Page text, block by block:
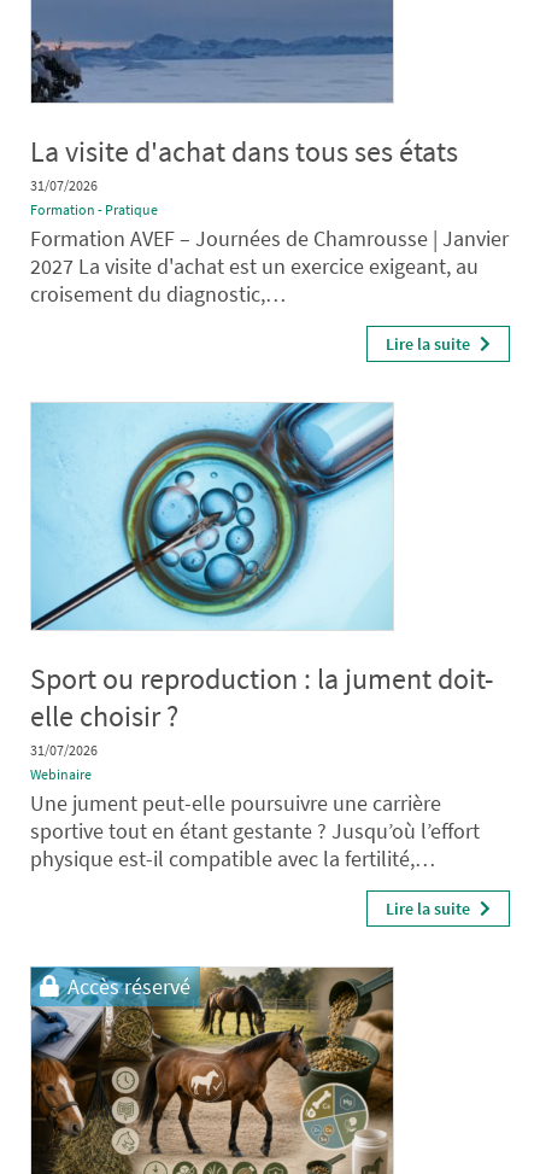
La visite d'achat dans tous ses états
31/07/2026
Formation - Pratique
Formation AVEF – Journées de Chamrousse | Janvier
2027 La visite d'achat est un exercice exigeant, au
croisement du diagnostic,…
Lire la suite
Sport ou reproduction : la jument doit-
elle choisir ?
31/07/2026
Webinaire
Une jument peut-elle poursuivre une carrière
sportive tout en étant gestante ? Jusqu’où l’effort
physique est-il compatible avec la fertilité,…
Lire la suite
Accès réservé